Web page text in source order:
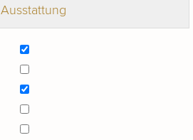
Ausstattung